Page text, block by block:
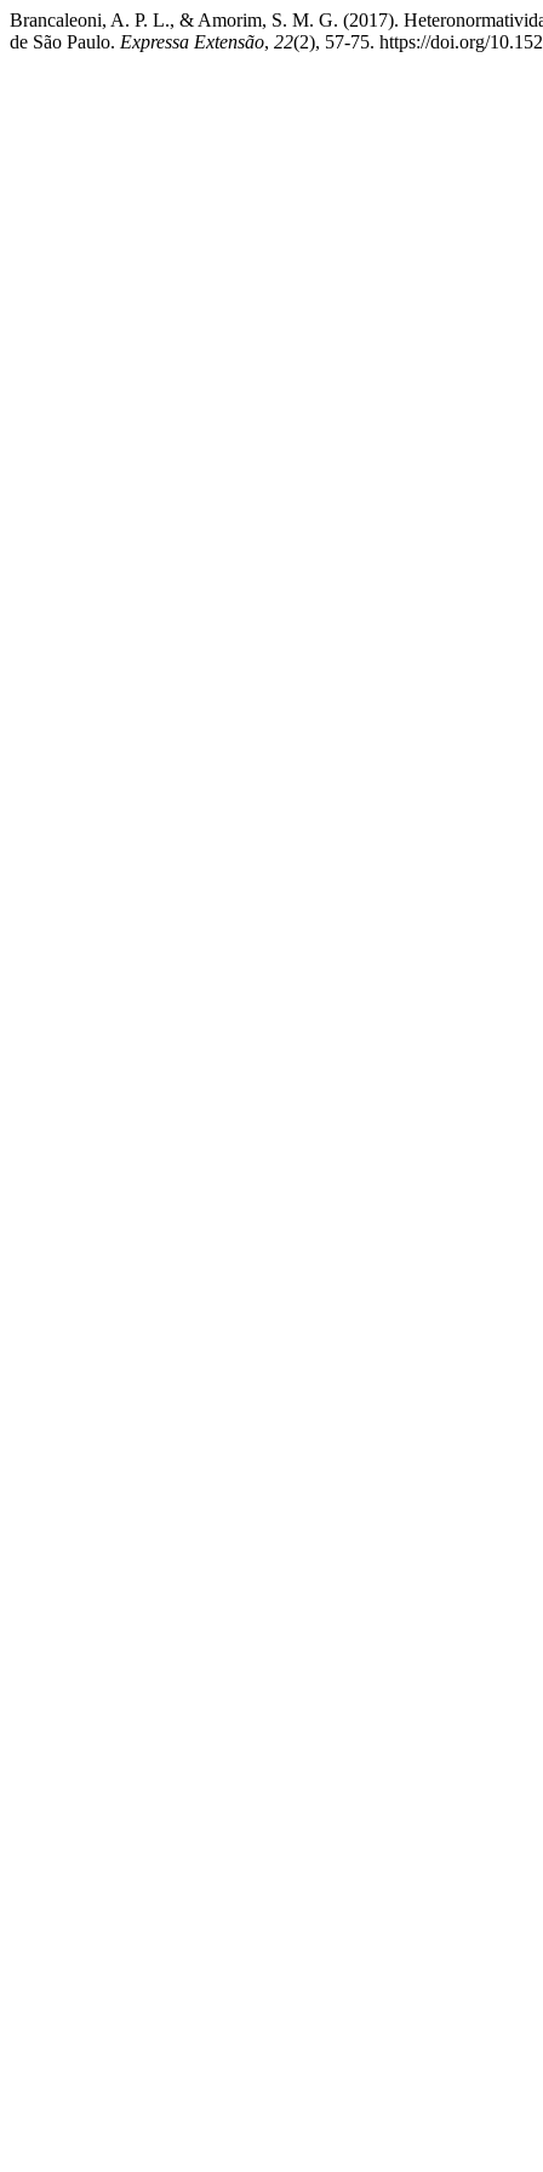
Brancaleoni, A. P. L., & Amorim, S. M. G. (2017).
de São Paulo. Expressa Extensão, 22(2), 57-75. https://doi.org/